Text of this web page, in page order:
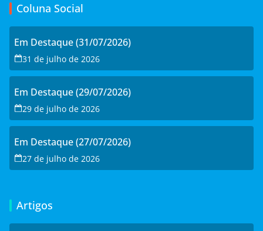
Coluna Social
Em Destaque (31/07/2026)
31 de julho de 2026
Em Destaque (29/07/2026)
29 de julho de 2026
Em Destaque (27/07/2026)
27 de julho de 2026
Artigos